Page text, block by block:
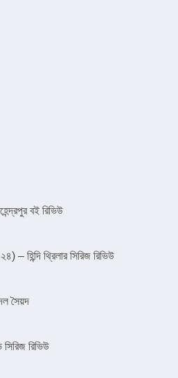
বই রিভিউ
থ্রিলার সিরিজ রিভিউ
সৈয়দ
রিভিউ